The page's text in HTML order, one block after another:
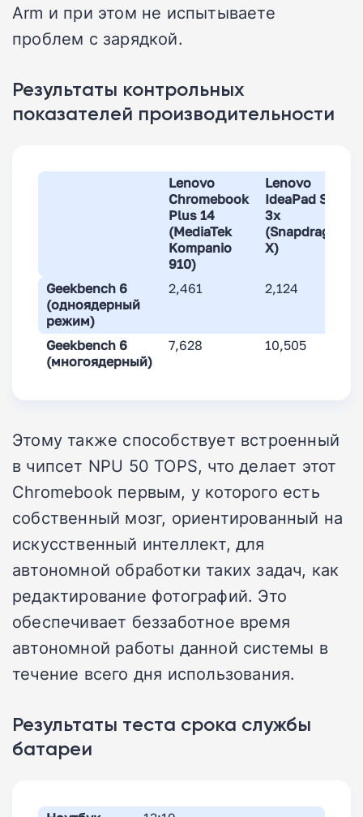
Arm и при этом не испытываете
проблем с зарядкой.
Результаты контрольных
показателей производительности
Lenovo
Chromebook
Plus 14
(MediaTek
Kompanio
910)
Lenovo
IdeaPad Slim
3x
(Snapdragon
X)
Geekbench 6
(одноядерный
режим)
2,461 2,124
Geekbench 6
(многоядерный)
7,628 10,505
Этому также способствует встроенный
в чипсет NPU 50 TOPS, что делает этот
Chromebook первым, у которого есть
собственный мозг, ориентированный на
искусственный интеллект, для
автономной обработки таких задач, как
редактирование фотографий. Это
обеспечивает беззаботное время
автономной работы данной системы в
течение всего дня использования.
Результаты теста срока службы
батареи